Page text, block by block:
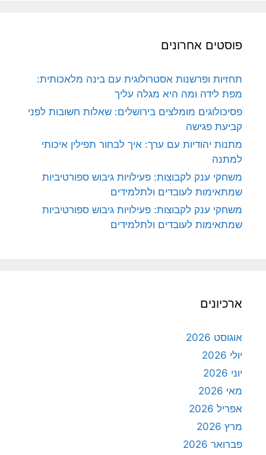
פוסטים אחרונים
תחזיות ופרשנות אסטרולוגית עם בינה מלאכותית:
מפת לידה ומה היא מגלה עליך
פסיכולוגים מומלצים בירושלים: שאלות חשובות לפני
קביעת פגישה
מתנות יהודיות עם ערך: איך לבחור תפילין איכותי
למתנה
משחקי ענק לקבוצות: פעילויות גיבוש ספורטיביות
שמתאימות לעובדים ולתלמידים
משחקי ענק לקבוצות: פעילויות גיבוש ספורטיביות
שמתאימות לעובדים ולתלמידים
ארכיונים
אוגוסט 2026
יולי 2026
יוני 2026
מאי 2026
אפריל 2026
מרץ 2026
פברואר 2026